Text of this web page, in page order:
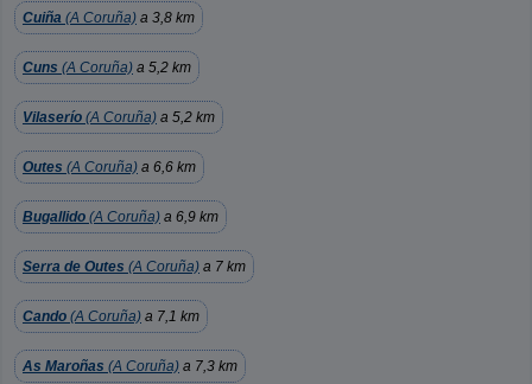
Cuiña (A Coruña) a 3,8 km
Cuns (A Coruña) a 5,2 km
Vilaserío (A Coruña) a 5,2 km
Outes (A Coruña) a 6,6 km
Bugallido (A Coruña) a 6,9 km
Serra de Outes (A Coruña) a 7 km
Cando (A Coruña) a 7,1 km
As Maroñas (A Coruña) a 7,3 km